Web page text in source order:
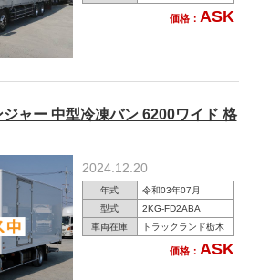
価格： ASK
ャー 中型冷凍バン 6200ワイド 格
2024.12.20
年式
令和03年07月
型式
2KG-FD2ABA
車両在庫
トラックランド栃木
価格： ASK